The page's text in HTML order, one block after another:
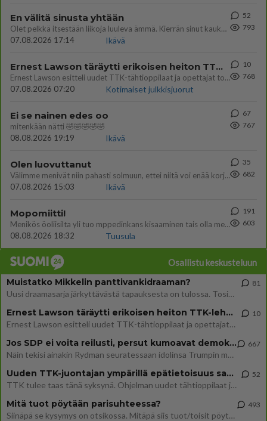
En välitä sinusta yhtään
Olet pelkkä itsestään liikoja luuleva ämmä. Kierrän sinut kaukaa nyt ja aina. Olit mulle pelkkä lelu vaan.
07.08.2026 17:14
Ikävä
52
793
Ernest Lawson täräytti erikoisen heiton TTK-lehdistötilaisuudessa: " Onko tässä tarkoituksena...?"
Ernest Lawson esitteli uudet TTK-tähtioppilaat ja opettajat torstaina 6.8. lehdistölle. Tulevalla kaudella on yksi hausk
07.08.2026 07:20
Kotimaiset julkkisjuorut
10
768
Ei se nainen edes oo
mitenkään nätti 🤣🤣🤣🤣🤣
08.08.2026 19:19
Ikävä
67
767
Olen luovuttanut
Välimme menivät niin pahasti solmuun, ettei niitä voi enää korjata. On aika jatkaa elämässä eteenpäin. Toivon sulle kaik
07.08.2026 15:03
Ikävä
35
682
Mopomiitti!
Menikös öoliisilta yli tuo mppedinkans kisaaminen tais olla melkoinen riski vahigoittaa tarpeettomasti jopa kuolla tuoss
08.08.2026 18:32
Tuusula
191
603
Osallistu keskusteluun
Muistatko Mikkelin panttivankidraaman?
Uusi draamasarja järkyttävästä tapauksesta on tulossa. Tositapahtumiin perustuva sarja ammentaa vuoden 1986 Mikkelin pan
81
Ernest Lawson täräytti erikoisen heiton TTK-lehdistötilaisuudessa: " Onko tässä tarkoituksena...?"
Ernest Lawson esitteli uudet TTK-tähtioppilaat ja opettajat torstaina 6.8. lehdistölle. Tulevalla kaudella on yksi hausk
10
Jos SDP ei voita reilusti, persut kumoavat demokratian Suomesta
Näin tekisi ainakin Rydman seuratessaan idolinsa Trumpin mallia https://www.is.fi/politiikka/art-2000012187244.html
667
Uuden TTK-juontajan ympärillä epätietoisuus sakenee - Nyt MTV hämmentää soppaa
TTK tulee taas tänä syksynä. Ohjelman uudet tähtioppilaat julkistetaan torstaina 6. elokuuta klo 14 alkavassa lehdistö
52
Mitä tuot pöytään parisuhteessa?
Siinäpä se kysymys on otsikossa. Mitäpä siis tuot/toisit pöytään parisuhteessa? Oletko mies vai nainen? Koetko sen mitä
493